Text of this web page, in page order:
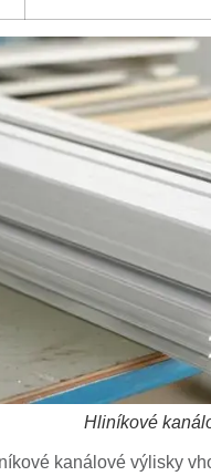
Hliníkové
kanálové výlisky